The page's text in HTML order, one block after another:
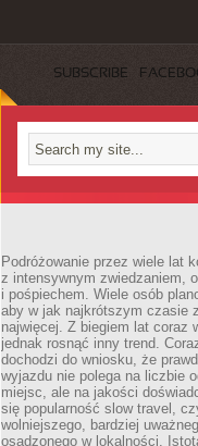
SUBSCRIBE
Podróżowanie przez wiele lat
z intensywnym zwiedzaniem,
i pośpiechem. Wiele osób
aby w jak najkrótszym czasie
najwięcej. Z biegiem lat coraz
jednak rosnąć inny trend.
dochodzi do wniosku, że
wyjazdu nie polega na liczbie
miejsc, ale na jakości
się popularność slow travel,
wolniejszego, bardziej
osadzonego w lokalności.